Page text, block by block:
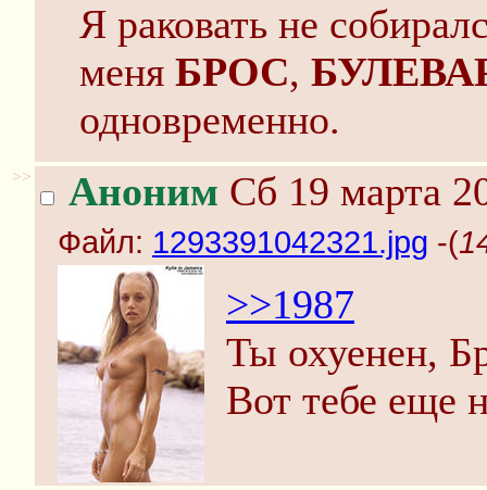
Я раковать не
меня БРОС,
одновременно.
>> Аноним Сб 19 марта
Файл: 1293391042321.jpg -(
>>1987
Ты охуенен,
Вот тебе еще